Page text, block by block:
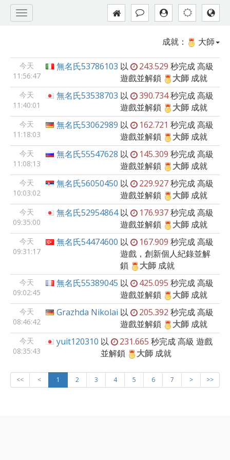
成就： 大師
今天
11:56:47
無名氏53786103 以 243.529 秒完成高級
遊戲並解鎖
大師 成就
今天
11:40:01
無名氏53538703 以 390.734秒完成高級
遊戲並解鎖
大師 成就
今天
11:18:03
無名氏53062989 以 162.721 秒完成高級
遊戲並解鎖
大師 成就
今天
11:08:13
無名氏55547628 以 145.309 秒完成高級
遊戲並解鎖
大師 成就
今天
10:03:02
無名氏56050450 以 229.927秒完成高級
遊戲並解鎖
大師 成就
今天
09:35:00
無名氏52954864 以 176.937秒完成高級
遊戲並解鎖
大師 成就
今天
09:31:17
無名氏54474600 以 167.909 秒完成高級
遊戲，創新個人紀錄並解
鎖
大師 成就
今天
09:02:45
無名氏55389045 以 425.095 秒完成高級
遊戲並解鎖
大師 成就
今天
08:46:42
Grazhda Nikolai 以 205.392 秒完成高級
遊戲並解鎖
大師 成就
今天
08:35:43
yuit120310 以 231.665 秒完成高級 遊戲
並解鎖
大師 成就
<< < 1 2 3 4 5 6 7 > >>